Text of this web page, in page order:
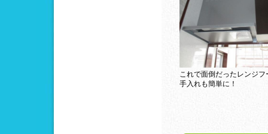
これで面倒だったレンジフ
手入れも簡単に！